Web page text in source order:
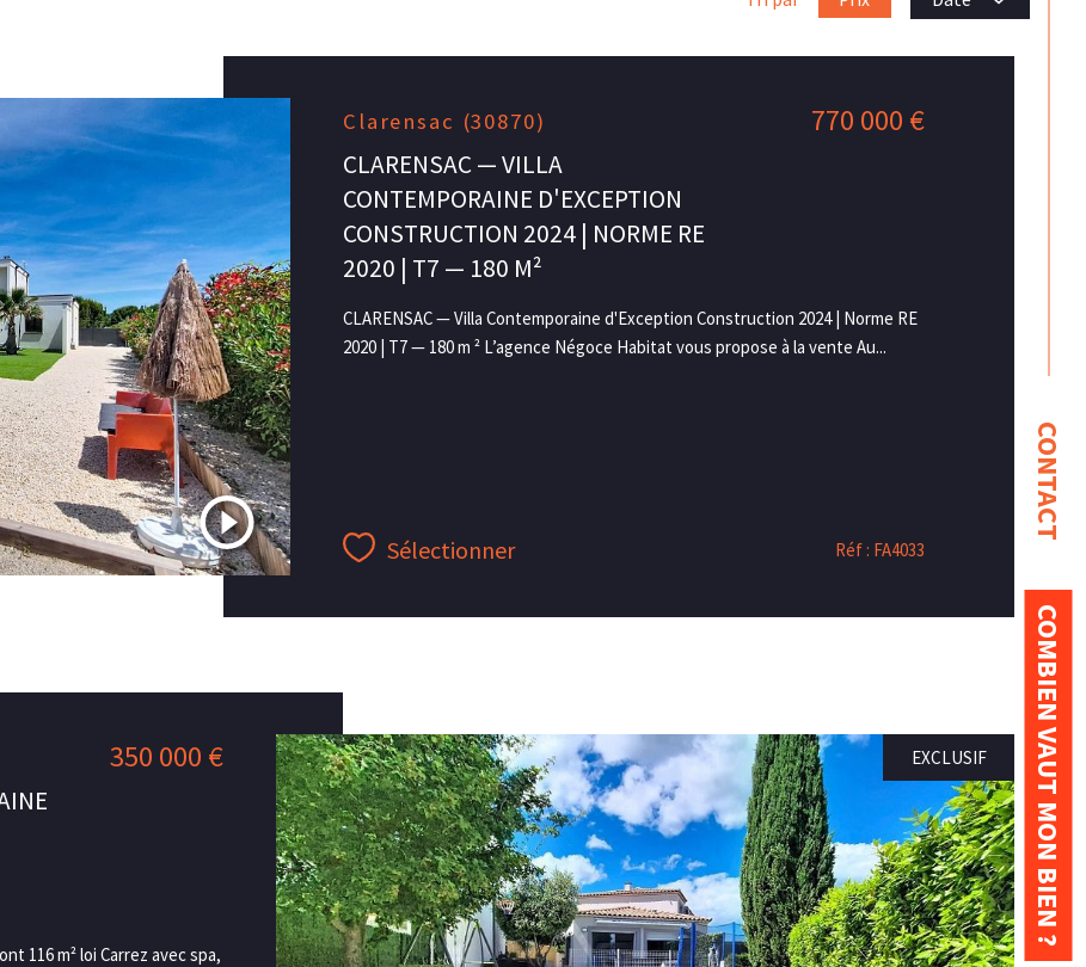
CONTACT
COMBIEN VAUT MON BIEN ?
Clarensac (30870)
CLARENSAC — VILLA
CONTEMPORAINE D'EXCEPTION
CONSTRUCTION 2024 | NORME RE
2020 | T7 — 180 M²
770 000 €
CLARENSAC — Villa Contemporaine d'Exception Construction 2024 | Norme RE
2020 | T7 — 180 m ² L’agence Négoce Habitat vous propose à la vente Au...
Sélectionner Réf : FA4033
350 000 €
116 m² loi Carrez avec spa,
EXCLUSIF